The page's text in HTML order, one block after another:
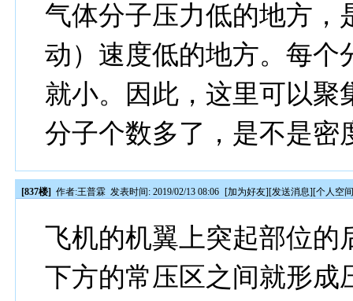
气体分子压力低的地方，
动）速度低的地方。每个
就小。因此，这里可以聚
分子个数多了，是不是密
[837楼] 作者:王普霖 发表时间: 2019/02/13 08:06 [加为好友][发送消息][个人空
飞机的机翼上突起部位的
下方的常压区之间就形成